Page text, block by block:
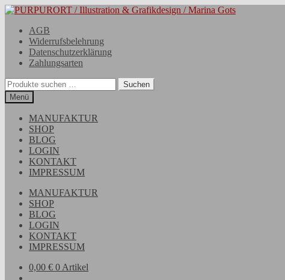
Zur
springen
Zum
springenAGB
Widerrufsbelehrung
Datenschutzerklärung
Zahlungsarten
Suchen
nach:
Suchen
Menü
MANUFAKTUR
SHOP
BLOG
LOGIN
KONTAKT
IMPRESSUM
MANUFAKTUR
SHOP
BLOG
LOGIN
KONTAKT
IMPRESSUM
0,00 € 0 Artikel